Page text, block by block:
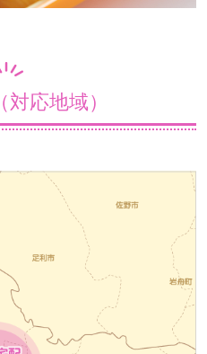
（対応地域）